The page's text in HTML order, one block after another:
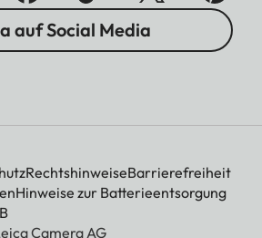
auf Social Media
RechtshinweiseBarrierefreiheit
Hinweise zur Batterieentsorgung
Camera AG